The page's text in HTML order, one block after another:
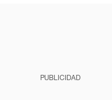
PUBLICIDAD